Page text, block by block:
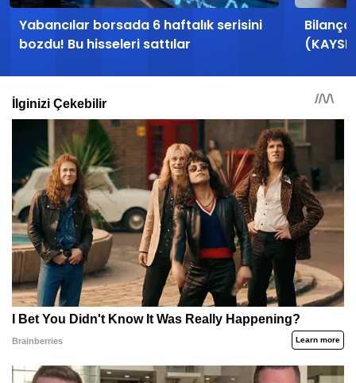
Yabancılar borsada 6 haftalık serisini
bozdu! Bu hisseleri sattılar
Bilanço